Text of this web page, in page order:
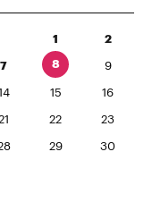
1 2
7 8 9
15 16
22 23
29 30